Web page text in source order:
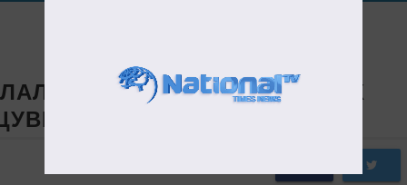
ЯМАР ҮНЭЭР, ЯАЖ ЯВАХ
1/